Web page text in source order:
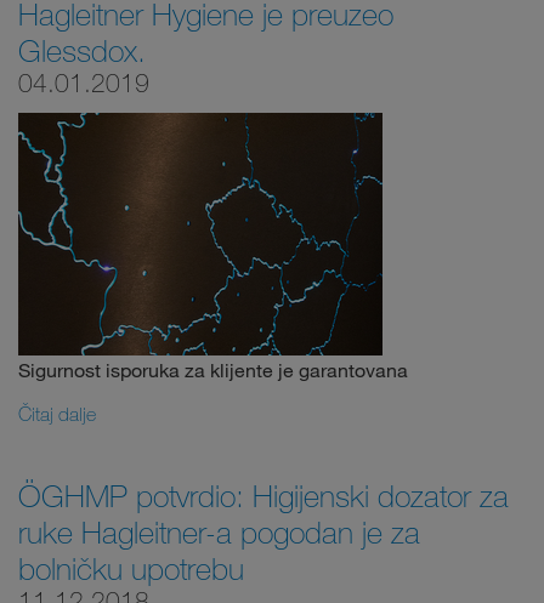
Hagleitner Hygiene je preuzeo
Glessdox.
04.01.2019
Sigurnost isporuka za klijente je garantovana
Čitaj dalje
ÖGHMP potvrdio: Higijenski dozator za
ruke Hagleitner-a pogodan je za
bolničku upotrebu